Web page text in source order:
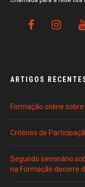
ARTIGOS
Formação online
Critérios de
Segundo seminário
na Formação decorre